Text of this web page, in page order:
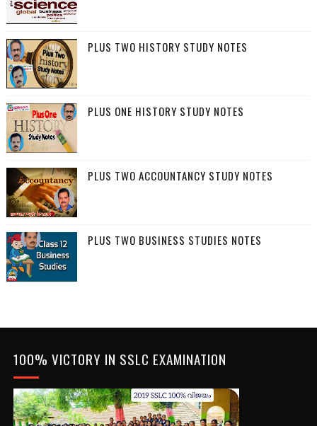
PLUS TWO HISTORY STUDY NOTES
PLUS ONE HISTORY STUDY NOTES
PLUS TWO ACCOUNTANCY STUDY NOTES
PLUS TWO BUSINESS STUDIES NOTES
100% VICTORY IN SSLC EXAMINATION